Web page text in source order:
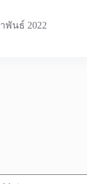
พันธ์ 2022